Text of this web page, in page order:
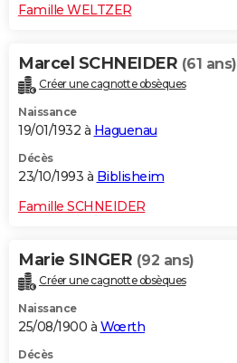
Famille WELTZER
Marcel SCHNEIDER (61 ans)
Créer une cagnotte obsèques
Naissance
19/01/1932 à Haguenau
Décès
23/10/1993 à Biblisheim
Famille SCHNEIDER
Marie SINGER (92 ans)
Créer une cagnotte obsèques
Naissance
25/08/1900 à Wœrth
Décès